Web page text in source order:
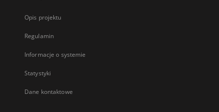
Opis projektu
Regulamin
Informacje o systemie
Statystyki
Dane kontaktowe